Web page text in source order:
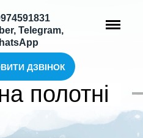
Telegram,
ДЗВІНОК
полотні